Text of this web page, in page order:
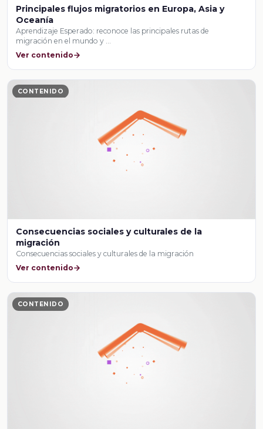
Principales flujos migratorios en Europa, Asia y
Oceanía
Aprendizaje Esperado: reconoce las principales rutas de
migración en el mundo y …
Ver contenido
CONTENIDO
Consecuencias sociales y culturales de la
migración
Consecuencias sociales y culturales de la migración
Ver contenido
CONTENIDO